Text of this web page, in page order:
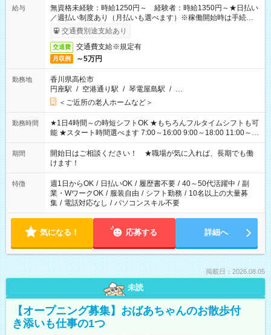
給与
無資格未経験：時給1250円～ 経験者：時給1350円～★日払い
／週払い制度あり（月払いも選べます）※稼働開始時は手続き完
了次第のお支払いとなります。
交通費別途支給あり
交通費 交通費支給※規定有
月収例 ～5万円
勤務地
香川県高松市
円座駅 / 空港通り駅 / 琴電屋島駅 / …
＜ご近所の老人ホームなど＞
勤務時間
★1日4時間～の時短シフトOK ★もちろんフルタイムシフトも可
能 ★スタート時間選べます 7:00～16:00 9:00～18:00 11:00～
20:00 など 残業なし！ ※Wワークの場合、他のお仕事と合わせ
週40時間超の就業はご案内できません ※法令に基づき、週20時
間以上勤務は社会保険への加入対象となります ※労働者派遣法
（日雇い派遣の原則禁止）により、短時間・短期間の就業はご
案内が難しい場合があります
期間
開始日はご相談ください！ ★職場が気に入れば、長期でも働
けます！
特徴 週1日からOK / 日払いOK / 履歴書不要 / 40～50代活躍中 / 副
業・WワークOK / 服装自由 / シフト勤務 / 10名以上の大量募
集 / 電話対応なし / パソコンスキル不要
気になる！ 応募する 詳細へ
掲載日：2026.08.05
未読
【オープニング募集】おばあちゃんのお散歩付
き添いも仕事の1つ